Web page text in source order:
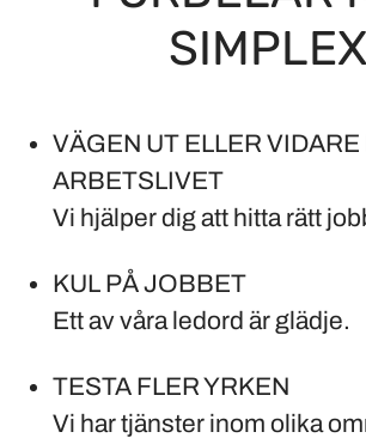
SIMPLEX
VÄGEN UT ELLER VIDARE
ARBETSLIVET
Vi hjälper dig att hitta rätt
KUL PÅ JOBBET
Ett av våra ledord är glädje.
TESTA FLER YRKEN
Vi har tjänster inom olika